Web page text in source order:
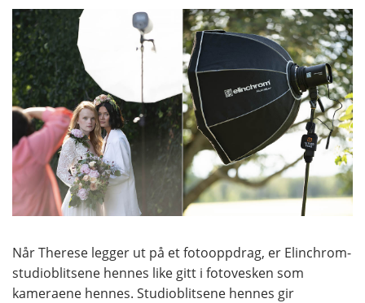
Når Therese legger ut på et fotooppdrag, er Elinchrom-
studioblitsene hennes like gitt i fotovesken som
kameraene hennes. Studioblitsene hennes gir